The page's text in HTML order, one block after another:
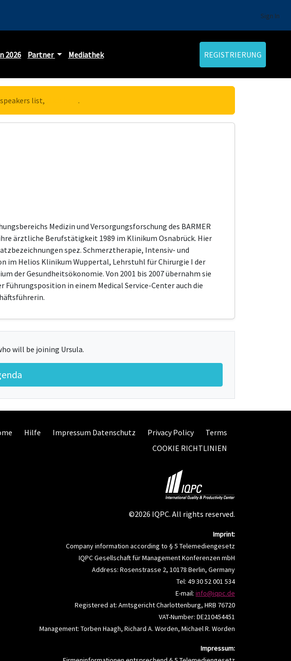
Sign In
2026 Partner Mediathek REGISTRIERUNG
list, .
Medizin und Versorgungsforschung des BARMER
ärztliche Berufstätigkeit 1989 im Klinikum Osnabrück. Hier
spez. Schmerztherapie, Intensiv- und
im Helios Klinikum Wuppertal, Lehrstuhl für Chirurgie I der
der Gesundheitsökonomie. Von 2001 bis 2007 übernahm sie
in einem Medical Service-Center auch die
will be joining Ursula.
Hilfe Impressum Datenschutz Privacy Policy
Terms
COOKIE RICHTLINIEN
©2026 IQPC. All rights reserved.
Imprint:
Company information according to § 5 Telemediengesetz
IQPC Gesellschaft für Management Konferenzen mbH
Address: Rosenstrasse 2, 10178 Berlin, Germany
Tel: 49 30 52 001 534
E-mail: info@iqpc.de
Registered at: Amtsgericht Charlottenburg, HRB 76720
VAT-Number: DE210454451
Management: Torben Haagh, Richard A. Worden, Michael R. Worden
Impressum: